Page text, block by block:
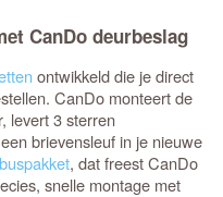
CanDo deurbeslag
ontwikkeld die je direct
CanDo monteert de
levert 3 sterren
brievensleuf in je nieuwe
, dat freest CanDo
snelle montage met